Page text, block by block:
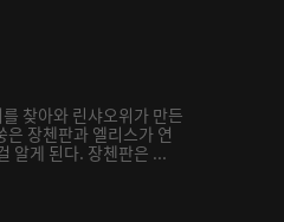
찾아와 린샤오위가 만든
장첸판과 엘리스가 연
알게 된다. 장첸판은 ...